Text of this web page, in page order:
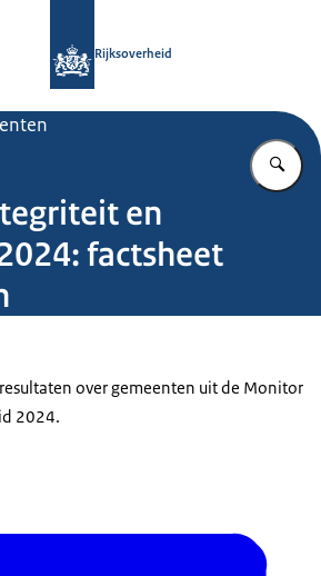
Rijksoverheid
en
factsheet
over gemeenten uit de Monitor
2024.